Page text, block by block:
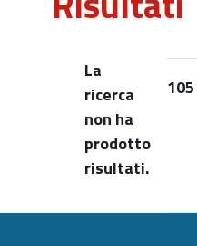
105
La
ricerca
non ha
prodotto
risultati.